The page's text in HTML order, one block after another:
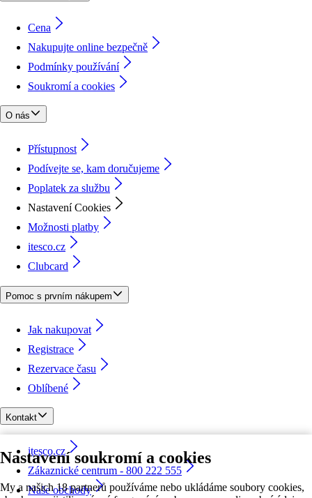
Nastavení soukromí a cookies
My a našich 18 partnerů používáme nebo ukládáme soubory cookies,
Cena
Nakupujte online bezpečně
Podmínky používání
Soukromí a cookies
O nás
Přístupnost
Podívejte se, kam doručujeme
Poplatek za službu
Nastavení Cookies
Možnosti platby
itesco.cz
Clubcard
Pomoc s prvním nákupem
Jak nakupovat
Registrace
Rezervace času
Oblíbené
Kontakt
itesco.cz
Zákaznické centrum - 800 222 555
Naše obchody